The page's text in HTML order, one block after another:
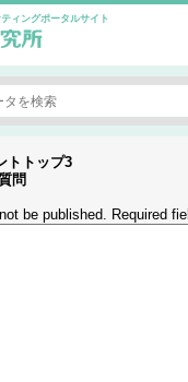
ィングポータルサイト
トトップ3
問
be published. Required